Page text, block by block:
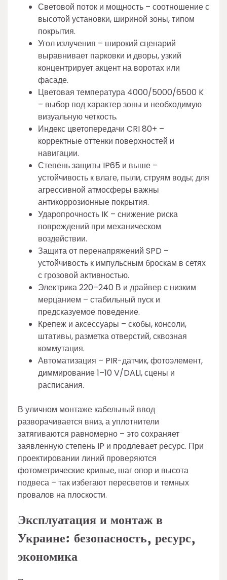
Световой поток и мощность – соотношение с
высотой установки, шириной зоны, типом
покрытия.
Угол излучения – широкий сценарий
выравнивает парковки и дворы, узкий
концентрирует акцент на воротах или
фасаде.
Цветовая температура 4000/5000/6500 K
– выбор под характер зоны и необходимую
визуальную четкость.
Индекс цветопередачи CRI 80+ –
корректные оттенки поверхностей и
навигации.
Степень защиты IP65 и выше –
устойчивость к влаге, пыли, струям воды; для
агрессивной атмосферы важны
антикоррозионные покрытия.
Ударопрочность IK – снижение риска
повреждений при механическом
воздействии.
Защита от перенапряжений SPD –
устойчивость к импульсным броскам в сетях
с грозовой активностью.
Электрика 220–240 В и драйвер с низким
мерцанием – стабильный пуск и
предсказуемое поведение.
Крепеж и аксессуары – скобы, консоли,
штативы, разметка отверстий, сквозная
коммутация.
Автоматизация – PIR-датчик, фотоэлемент,
диммирование 1–10 V/DALI, сцены и
расписания.
В уличном монтаже кабельный ввод
разворачивается вниз, а уплотнители
затягиваются равномерно – это сохраняет
заявленную степень IP и продлевает ресурс. При
проектировании линий проверяются
фотометрические кривые, шаг опор и высота
подвеса – так избегают пересветов и темных
провалов на плоскости.
Эксплуатация и монтаж в
Украине: безопасность, ресурс,
экономика